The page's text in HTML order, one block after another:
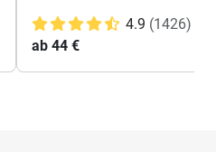
4.9 (1426)
ab 44 €